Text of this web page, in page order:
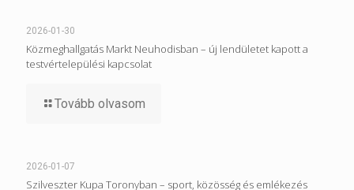
2026-01-30
Közmeghallgatás Markt Neuhodisban – új lendületet kapott a
testvértelepülési kapcsolat
Tovább olvasom
2026-01-07
Szilveszter Kupa Toronyban – sport, közösség és emlékezés